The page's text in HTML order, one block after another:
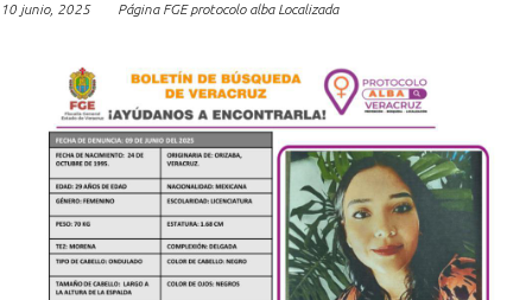
10 junio, 2025 Página FGE protocolo alba Localizada